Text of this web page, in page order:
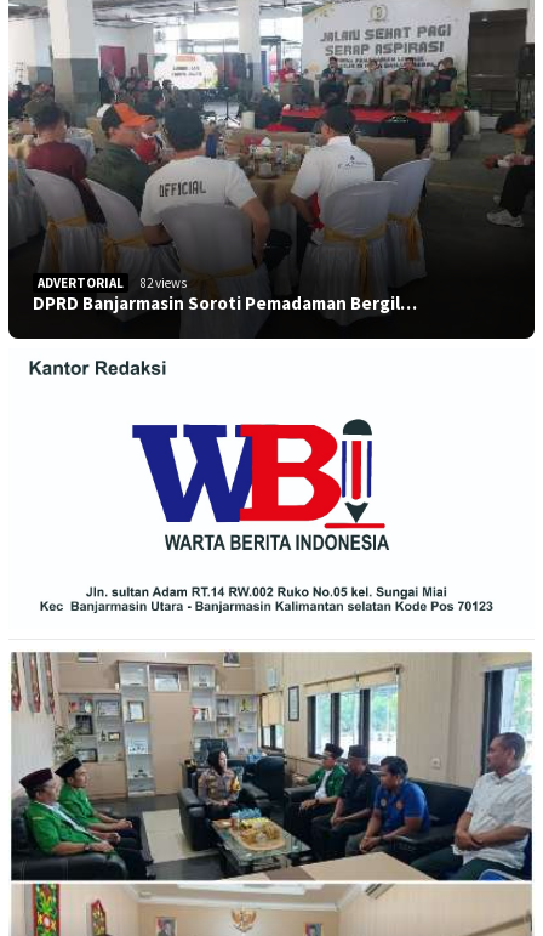
ADVERTORIAL 82 views
DPRD Banjarmasin Soroti Pemadaman Bergil…